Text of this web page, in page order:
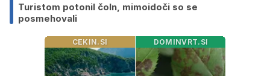
Turistom potonil čoln, mimoidoči so se
posmehovali
CEKIN.SI DOMINVRT.SI